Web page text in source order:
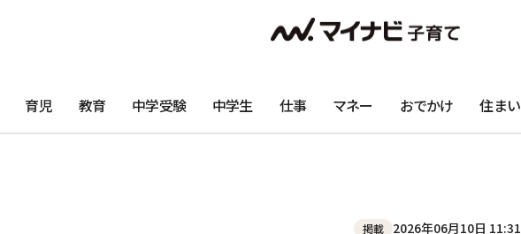
育児 教育 中学受験 中学生 仕事 マネー おでかけ 住まい
掲載 2026年06月10日 11:31